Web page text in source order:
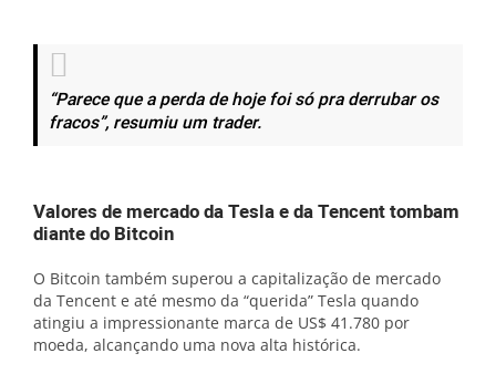
“Parece que a perda de hoje foi só pra derrubar os
fracos”, resumiu um trader.
Valores de mercado da Tesla e da Tencent tombam
diante do Bitcoin
O Bitcoin também superou a capitalização de mercado
da Tencent e até mesmo da “querida” Tesla quando
atingiu a impressionante marca de US$ 41.780 por
moeda, alcançando uma nova alta histórica.